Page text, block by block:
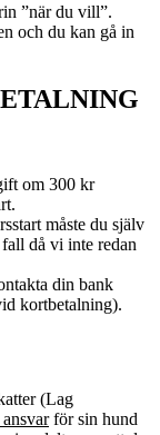
”när du vill”.
och du kan gå in
om 300 kr
måste du själv
då vi inte redan
din bank
kortbetalning).
(Lag
för sin hund